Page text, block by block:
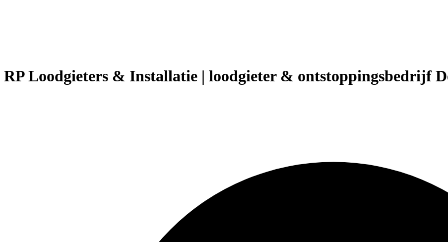
RP Loodgieters & Installatie | loodgieter & ontstoppingsbedrijf